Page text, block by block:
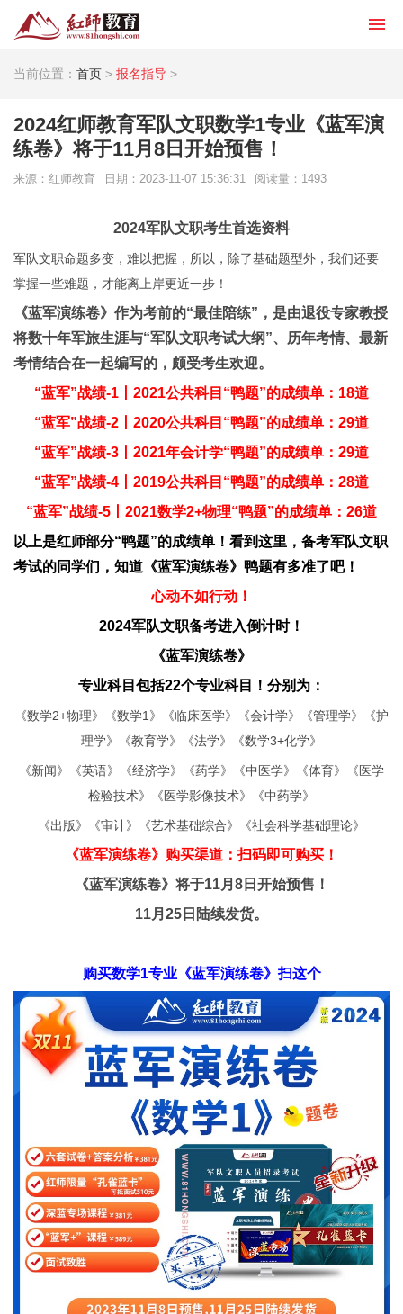
当前位置： 首页 > 报名指导 >
2024红师教育军队文职数学1专业《蓝军演
练卷》将于11月8日开始预售！
来源：红师教育 日期：2023-11-07 15:36:31 阅读量： 1493
2024军队文职考生首选资料
军队文职命题多变，难以把握，所以，除了基础题型外，我们还要
掌握一些难题，才能离上岸更近一步！
《蓝军演练卷》作为考前的“最佳陪练”，是由退役专家教授
将数十年军旅生涯与“军队文职考试大纲”、历年考情、最新
考情结合在一起编写的，颇受考生欢迎。
“蓝军”战绩-1丨2021公共科目“鸭题”的成绩单：18道
“蓝军”战绩-2丨2020公共科目“鸭题”的成绩单：29道
“蓝军”战绩-3丨2021年会计学“鸭题”的成绩单：29道
“蓝军”战绩-4丨2019公共科目“鸭题”的成绩单：28道
“蓝军”战绩-5丨2021数学2+物理“鸭题”的成绩单：26道
以上是红师部分“鸭题”的成绩单！看到这里，备考军队文职
考试的同学们，知道《蓝军演练卷》鸭题有多准了吧！
心动不如行动！
2024军队文职备考进入倒计时！
《蓝军演练卷》
专业科目包括22个专业科目！分别为：
《数学2+物理》《数学1》《临床医学》《会计学》《管理学》《护
理学》《教育学》《法学》《数学3+化学》
《新闻》《英语》《经济学》《药学》《中医学》《体育》《医学
检验技术》《医学影像技术》《中药学》
《出版》《审计》《艺术基础综合》《社会科学基础理论》
《蓝军演练卷》购买渠道：扫码即可购买！
《蓝军演练卷》将于11月8日开始预售！
11月25日陆续发货。
购买数学1专业《蓝军演练卷》扫这个